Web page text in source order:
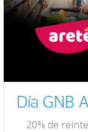
Día GNB
20% de